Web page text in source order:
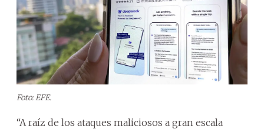
Foto: EFE.
“A raíz de los ataques maliciosos a gran escala